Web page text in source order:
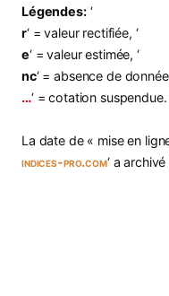
Légendes:‘
r‘ = valeur rectifiée, ‘
e‘ = valeur estimée, ‘
nc‘ = absence de
…‘ = cotation suspendue.
La date de « mise en
indices-pro.com‘ a